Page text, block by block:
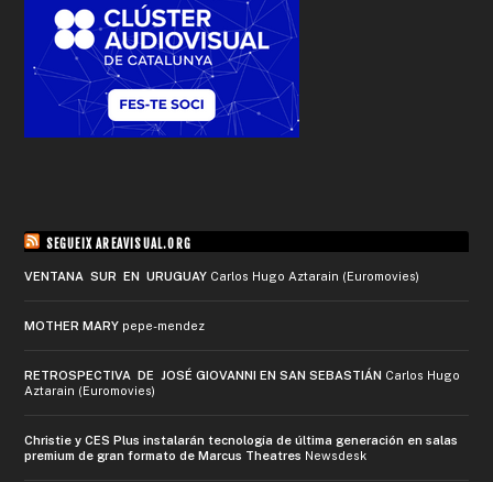
SEGUEIX AREAVISUAL.ORG
VENTANA SUR EN URUGUAY Carlos Hugo Aztarain (Euromovies)
MOTHER MARY pepe-mendez
RETROSPECTIVA DE JOSÉ GIOVANNI EN SAN SEBASTIÁN Carlos Hugo
Aztarain (Euromovies)
Christie y CES Plus instalarán tecnología de última generación en salas
premium de gran formato de Marcus Theatres Newsdesk